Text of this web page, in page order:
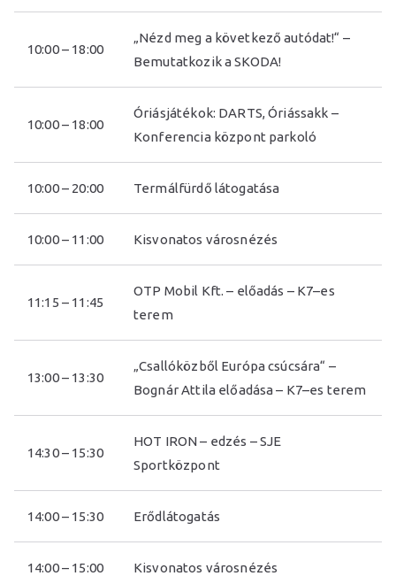
10:00 – 18:00
„Nézd meg a következő autódat!“ –
Bemutatkozik a SKODA!
10:00 – 18:00
Óriásjátékok: DARTS, Óriássakk –
Konferencia központ parkoló
10:00 – 20:00 Termálfürdő látogatása
10:00 – 11:00 Kisvonatos városnézés
11:15 – 11:45
OTP Mobil Kft. – előadás – K7–es
terem
13:00 – 13:30
„Csallóközből Európa csúcsára“ –
Bognár Attila előadása – K7–es terem
14:30 – 15:30
HOT IRON – edzés – SJE
Sportközpont
14:00 – 15:30 Erődlátogatás
14:00 – 15:00 Kisvonatos városnézés